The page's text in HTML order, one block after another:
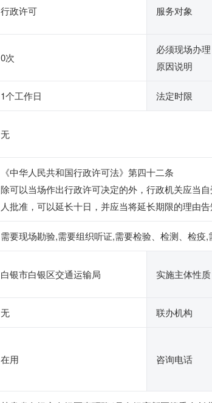
行政许可 服务对象
0次
必须现场办理
原因说明
1个工作日 法定时限
无
《中华人民共和国行政许可法》第四十二条
除可以当场作出行政许可决定的外，行政机关应当
人批准，可以延长十日，并应当将延长期限的理由
需要现场勘验,需要组织听证,需要检验、检测、检疫
白银市白银区交通运输局 实施主体性质
无 联办机构
在用 咨询电话